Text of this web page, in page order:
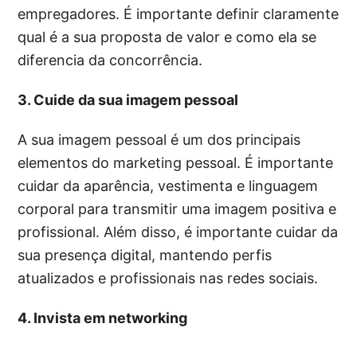
empregadores. É importante definir claramente
qual é a sua proposta de valor e como ela se
diferencia da concorrência.
3. Cuide da sua imagem pessoal
A sua imagem pessoal é um dos principais
elementos do marketing pessoal. É importante
cuidar da aparência, vestimenta e linguagem
corporal para transmitir uma imagem positiva e
profissional. Além disso, é importante cuidar da
sua presença digital, mantendo perfis
atualizados e profissionais nas redes sociais.
4. Invista em networking